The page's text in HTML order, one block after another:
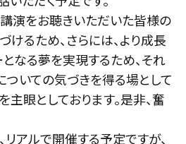
演をお聴きいただいた皆様の
けるため、さらには、より成長
なる夢を実現するため、それ
いての気づきを得る場として
主眼としております。是非、奮
アルで開催する予定ですが、